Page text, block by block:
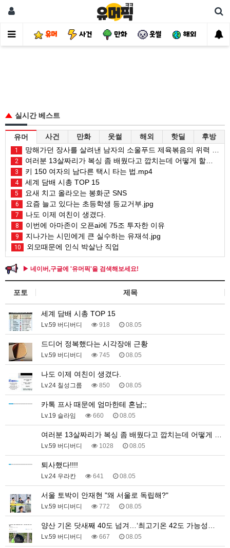
유머 사건 만화 웃썰 해외 핫
실시간 베스트
유머 사건 만화 웃썰 해외 핫딜 후방
1 망해가던 장사를 살려낸 남자의 소울푸드 제육볶음의 위력 ㅋㅋ
2 여러분 13살짜리가 복싱 좀 배웠다고 깝치는데 어떻게 할까요?
3 키 150 여자의 남다른 택시 타는 법.mp4
4 세계 담배 시총 TOP 15
5 요새 치고 올라오는 봉화군 SNS
6 요즘 늘고 있다는 초등학생 등교거부.jpg
7 나도 이제 여친이 생겼다.
8 이번에 아마존이 오픈ai에 75조 투자한 이유
9 지나가는 시민에게 큰 실수하는 유재석.jpg
10 외모때문에 인식 박살난 직업
▶ 네이버,구글에 '유머픽'을 검색해보세요!
포토 제목
세계 담배 시총 TOP 15
Lv.59 버디버디 918 08.05
드디어 정복했다는 시각장애 근황
Lv.59 버디버디 745 08.05
나도 이제 여친이 생겼다.
Lv.24 칠성그룹 850 08.05
카톡 프사 때문에 엄마한테 혼남;;
Lv.19 슬라임 660 08.05
여러분 13살짜리가 복싱 좀 배웠다고 깝치는데 어떻게 …
Lv.59 버디버디 1028 08.05
퇴사했다!!!!
Lv.24 우라칸 641 08.05
서울 토박이 안재현 "왜 서울로 독립해?"
Lv.59 버디버디 772 08.05
양산 기온 닷새째 40도 넘겨…‘최고기온 42도 가능성…
Lv.59 버디버디 667 08.05